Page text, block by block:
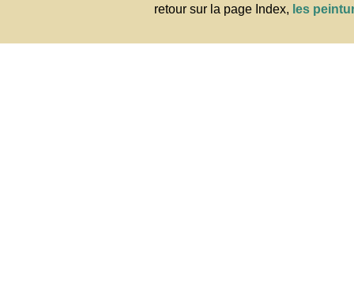
retour sur la page Index, les